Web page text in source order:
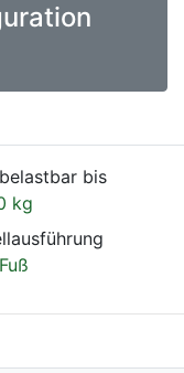
bis
kg